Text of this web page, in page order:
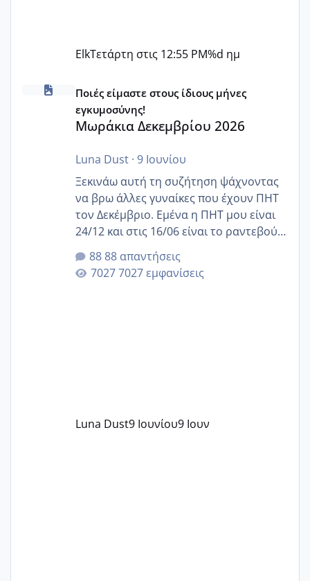
ElkΤετάρτη στις 12:55 PM%d ημ
Μωράκια Δεκεμβρίου 2026
Ποιές είμαστε στους ίδιους μήνες
εγκυμοσύνης!
Μωράκια Δεκεμβρίου 2026
Luna Dust· 9 Ιουνίου
Ξεκινάω αυτή τη συζήτηση ψάχνοντας
να βρω άλλες γυναίκες που έχουν ΠΗΤ
τον Δεκέμβριο. Εμένα η ΠΗΤ μου είναι
24/12 και στις 16/06 είναι το ραντεβού
της αυχενικής διαφάνειας. Έχω αρκετό
άγχος και οι μέρες δεν φαίνεται να
περνάνε με τίποτα.
88 απαντήσεις
7027 εμφανίσεις
Luna Dust9 Ιουνίου9 Ιουν